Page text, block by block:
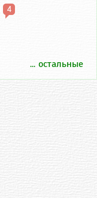
4
... остальные